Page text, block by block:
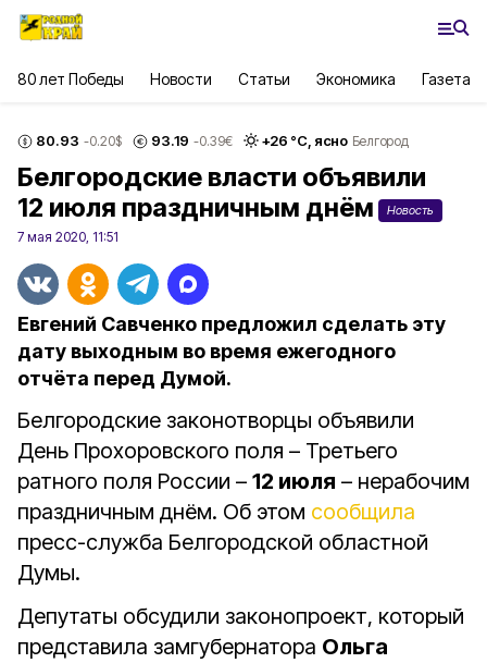
80 лет Победы Новости Статьи Экономика Газета
80.93 -0.20$ 93.19 -0.39€ +26 °С, ясно Белгород
Белгородские власти объявили
12 июля праздничным днём
Новость
7 мая 2020, 11:51
Евгений Савченко предложил сделать эту
дату выходным во время ежегодного
отчёта перед Думой.
Белгородские законотворцы объявили
День Прохоровского поля – Третьего
ратного поля России – 12 июля – нерабочим
праздничным днём. Об этом сообщила
пресс-служба Белгородской областной
Думы.
Депутаты обсудили законопроект, который
представила замгубернатора Ольга